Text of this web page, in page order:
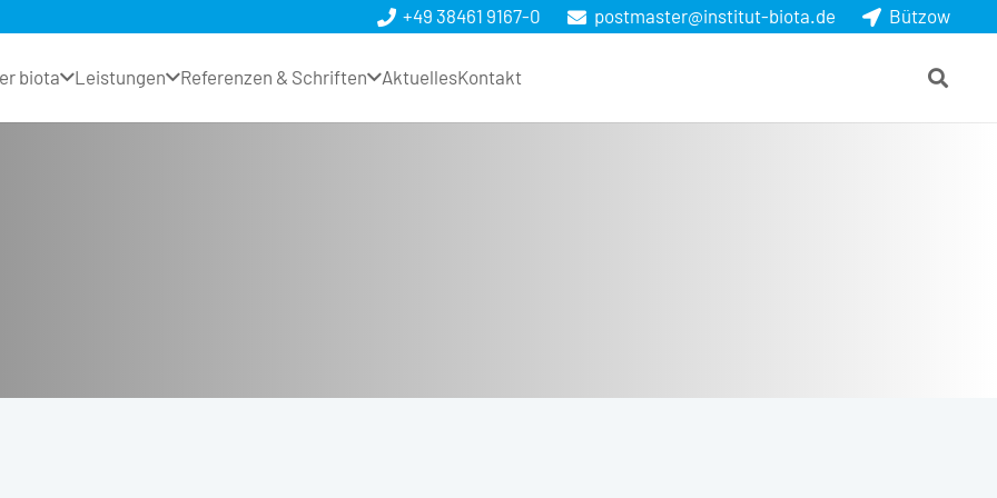
+49 38461 9167-0 postmaster@institut-biota.de Bützow
biota Leistungen Referenzen & Schriften AktuellesKontakt